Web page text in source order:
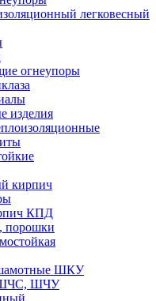
легковесный
огнеупоры
изделия
кирпич
КПД
порошки
ШКУ
ШЧС, ШЧУ